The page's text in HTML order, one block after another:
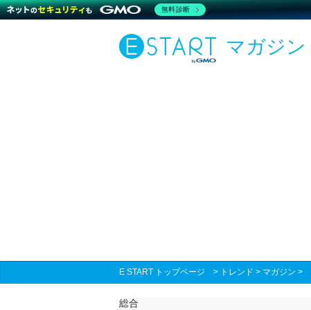
マガジン
E START トップページ > トレンド > マガジン >
総合
無料診断